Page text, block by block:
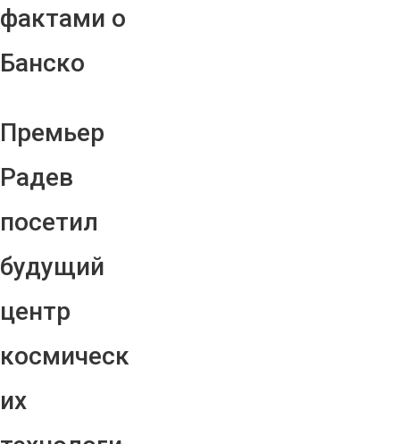
фактами о
Банско
Премьер
Радев
посетил
будущий
центр
космическ
их